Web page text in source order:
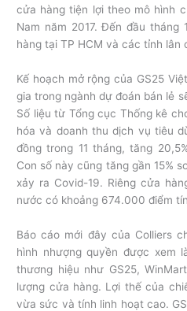
cửa hàng tiện lợi theo mô hình
Nam năm 2017. Đến đầu tháng
hàng tại TP HCM và các tỉnh lân
Kế hoạch mở rộng của GS25
gia trong ngành dự đoán bán lẻ
Số liệu từ Tổng cục Thống kê
hóa và doanh thu dịch vụ tiêu
đồng trong 11 tháng, tăng
Con số này cũng tăng gần 15%
xảy ra Covid-19. Riêng cửa
nước có khoảng 674.000 điểm
Báo cáo mới đây của Colliers
hình nhượng quyền được xem
thương hiệu như GS25,
lượng cửa hàng. Lợi thế của
vừa sức và tính linh hoạt cao.